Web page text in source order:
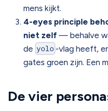
mens kijkt.
4-eyes principle
niet zelf — behalve
de yolo -vlag heeft,
gates groen zijn. Een
De vier